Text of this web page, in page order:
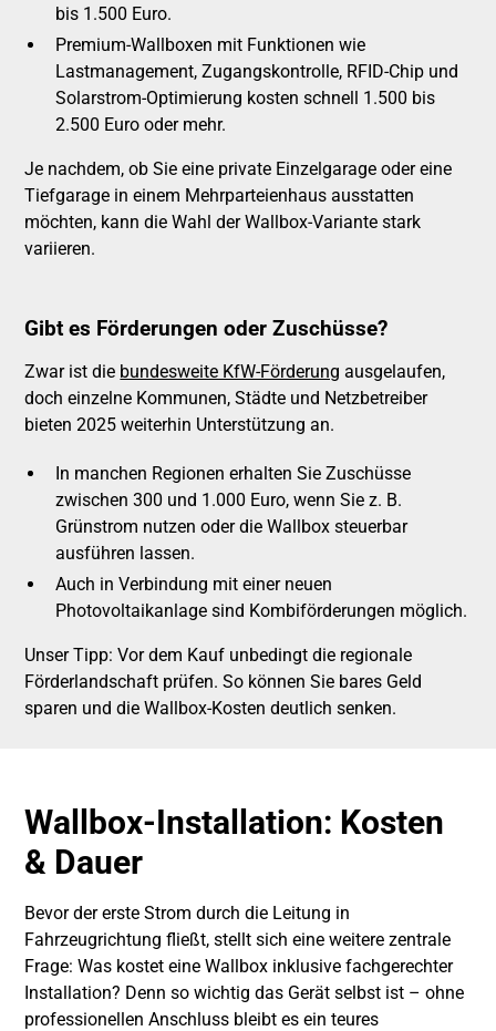
bis 1.500 Euro.
Premium-Wallboxen mit Funktionen wie
Lastmanagement, Zugangskontrolle, RFID-Chip und
Solarstrom-Optimierung kosten schnell 1.500 bis
2.500 Euro oder mehr.
Je nachdem, ob Sie eine private Einzelgarage oder eine
Tiefgarage in einem Mehrparteienhaus ausstatten
möchten, kann die Wahl der Wallbox-Variante stark
variieren.
Gibt es Förderungen oder Zuschüsse?
Zwar ist die bundesweite KfW-Förderung ausgelaufen,
doch einzelne Kommunen, Städte und Netzbetreiber
bieten 2025 weiterhin Unterstützung an.
In manchen Regionen erhalten Sie Zuschüsse
zwischen 300 und 1.000 Euro, wenn Sie z. B.
Grünstrom nutzen oder die Wallbox steuerbar
ausführen lassen.
Auch in Verbindung mit einer neuen
Photovoltaikanlage sind Kombiförderungen möglich.
Unser Tipp: Vor dem Kauf unbedingt die regionale
Förderlandschaft prüfen. So können Sie bares Geld
sparen und die Wallbox-Kosten deutlich senken.
Wallbox-Installation: Kosten
& Dauer
Bevor der erste Strom durch die Leitung in
Fahrzeugrichtung fließt, stellt sich eine weitere zentrale
Frage: Was kostet eine Wallbox inklusive fachgerechter
Installation? Denn so wichtig das Gerät selbst ist – ohne
professionellen Anschluss bleibt es ein teures